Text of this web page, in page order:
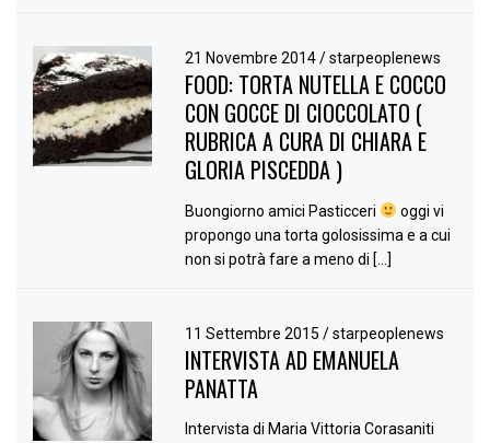
21 Novembre 2014/ starpeoplenews
FOOD: TORTA NUTELLA E COCCO
CON GOCCE DI CIOCCOLATO (
RUBRICA A CURA DI CHIARA E
GLORIA PISCEDDA )
Buongiorno amici Pasticceri
oggi vi
propongo una torta golosissima e a cui
non si potrà fare a meno di […]
11 Settembre 2015/ starpeoplenews
INTERVISTA AD EMANUELA
PANATTA
Intervista di Maria Vittoria Corasaniti